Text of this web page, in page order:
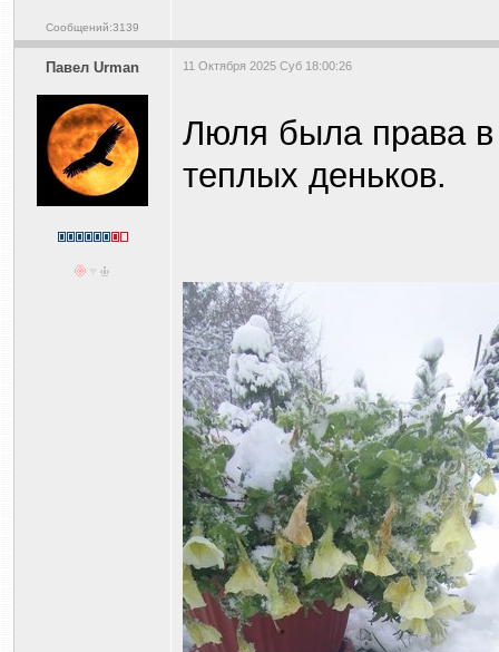
Сообщений:3139
Павел Urman 11 Октября 2025 Суб 18:00:26
Люля была права
теплых деньков.